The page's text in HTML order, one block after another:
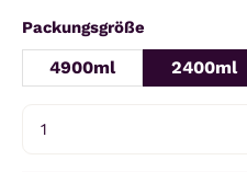
Packungsgröße
4900ml 2400ml
Produkt Anzahl: Gib